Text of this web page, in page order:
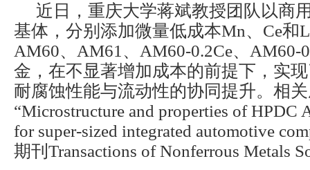
近日，重庆大学蒋斌教授团队以商
基体，分别添加微量低成本Mn、Ce和
AM60、AM61、AM60-0.2Ce、AM60-
金，在不显著增加成本的前提下，实
耐腐蚀性能与流动性的协同提升。相
“Microstructure and properties of HPDC
for super-sized integrated automotive
期刊Transactions of Nonferrous Metals